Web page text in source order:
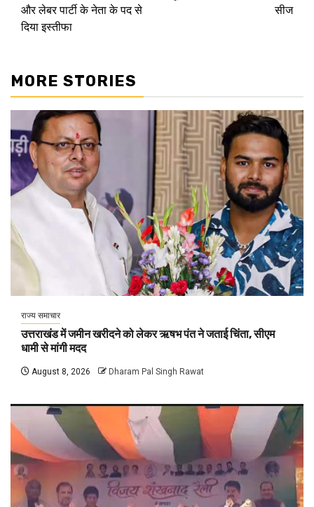
और लेबर पार्टी के नेता के पद से
दिया इस्तीफा
सीज
MORE STORIES
राज्य समाचार
उत्तराखंड में जमीन खरीदने को लेकर ऋषभ पंत ने जताई चिंता, सीएम
धामी से मांगी मदद
August 8, 2026 Dharam Pal Singh Rawat